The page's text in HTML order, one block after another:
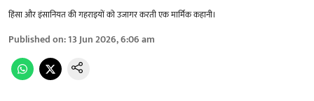
हिंसा और इंसानियत की गहराइयों को उजागर करती एक मार्मिक कहानी।
Published on:13 Jun 2026, 6:06 am